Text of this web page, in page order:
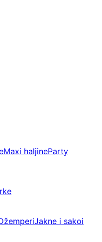
Maxi haljineParty
Jakne i sakoi